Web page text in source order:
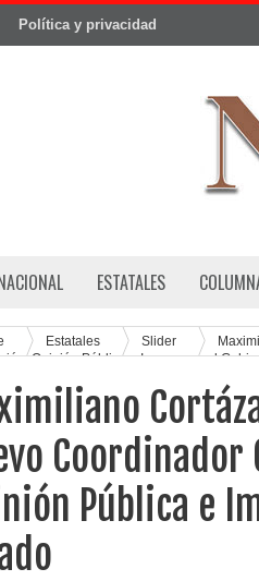
Política y privacidad
ESTATALES
Estatales Slider
Opinión Pública e Imagen en el
Coordinador
Pública e